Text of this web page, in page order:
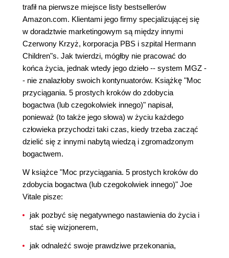
trafił na pierwsze miejsce listy bestsellerów
Amazon.com. Klientami jego firmy specjalizującej się
w doradztwie marketingowym są między innymi
Czerwony Krzyż, korporacja PBS i szpital Hermann
Children"s. Jak twierdzi, mógłby nie pracować do
końca życia, jednak wtedy jego dzieło -- system MGZ -
- nie znalazłoby swoich kontynuatorów. Książkę "Moc
przyciągania. 5 prostych kroków do zdobycia
bogactwa (lub czegokolwiek innego)" napisał,
ponieważ (to także jego słowa) w życiu każdego
człowieka przychodzi taki czas, kiedy trzeba zacząć
dzielić się z innymi nabytą wiedzą i zgromadzonym
bogactwem.
W książce "Moc przyciągania. 5 prostych kroków do
zdobycia bogactwa (lub czegokolwiek innego)" Joe
Vitale pisze:
jak pozbyć się negatywnego nastawienia do życia i
stać się wizjonerem,
jak odnaleźć swoje prawdziwe przekonania,